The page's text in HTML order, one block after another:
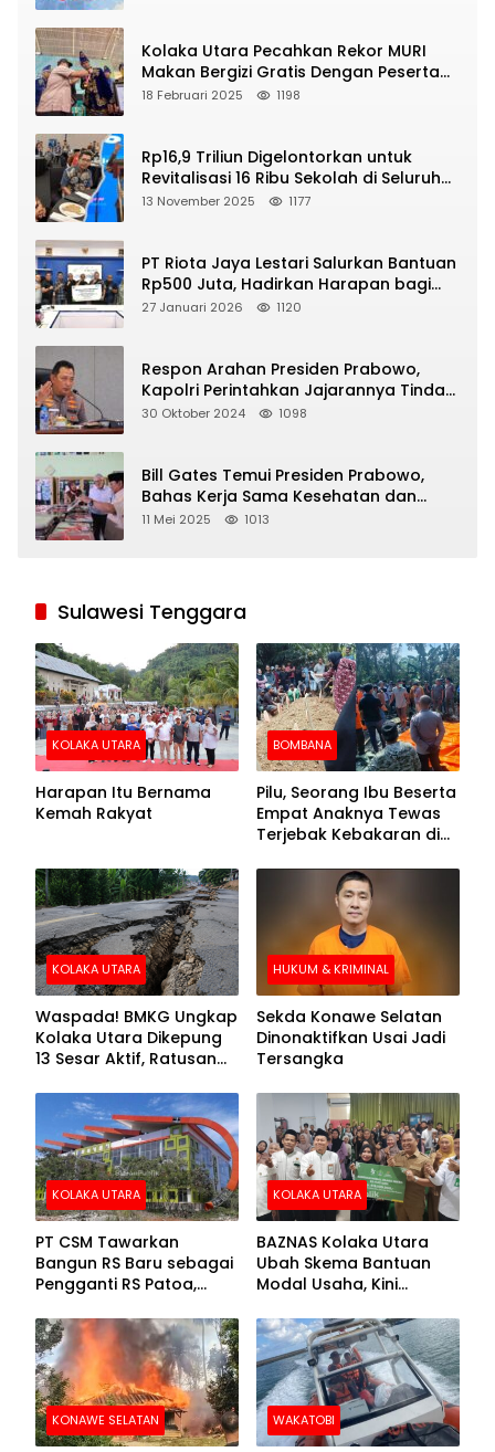
Kolaka Utara Pecahkan Rekor MURI
Makan Bergizi Gratis Dengan Peserta
Terbanyak
18 Februari 2025 1198
Rp16,9 Triliun Digelontorkan untuk
Revitalisasi 16 Ribu Sekolah di Seluruh
Indonesia
13 November 2025 1177
PT Riota Jaya Lestari Salurkan Bantuan
Rp500 Juta, Hadirkan Harapan bagi
Korban Bencana di Sumatera
27 Januari 2026 1120
Respon Arahan Presiden Prabowo,
Kapolri Perintahkan Jajarannya Tindak
Tegas Pelaku Judi Online
30 Oktober 2024 1098
Bill Gates Temui Presiden Prabowo,
Bahas Kerja Sama Kesehatan dan
Program Makan Bergizi Gratis
11 Mei 2025 1013
Sulawesi Tenggara
KOLAKA UTARA
Harapan Itu Bernama
Kemah Rakyat
BOMBANA
Pilu, Seorang Ibu Beserta
Empat Anaknya Tewas
Terjebak Kebakaran di
KOLAKA UTARA
Waspada! BMKG Ungkap
Kolaka Utara Dikepung
13 Sesar Aktif, Ratusan
HUKUM & KRIMINAL
Sekda Konawe Selatan
Dinonaktifkan Usai Jadi
Tersangka
KOLAKA UTARA
PT CSM Tawarkan
Bangun RS Baru sebagai
Pengganti RS Patoa,
Kolut
KOLAKA UTARA
BAZNAS Kolaka Utara
Ubah Skema Bantuan
Modal Usaha, Kini
Barang Senilai Rp419,5
Juta
KONAWE SELATAN WAKATOBI